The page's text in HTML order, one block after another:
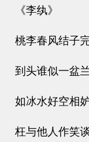
《李纨》
桃李春风结子完
到头谁似一盆兰
如冰水好空相妒
枉与他人作笑谈